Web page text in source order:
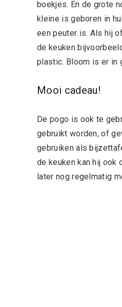
boekjes. En de grote
kleine is geboren in
een peuter is. Als hij
de keuken
plastic. Bloom is er in
Mooi cadeau!
De pogo is ook te
gebruikt worden, of
gebruiken als
de keuken kan hij ook
later nog regelmatig